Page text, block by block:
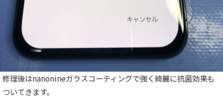
修理後はnanonineガラスコーティングで強く綺麗に抗菌効果も
ついてきます。